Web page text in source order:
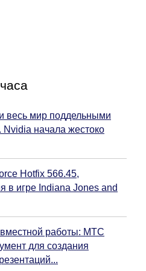
весь мир поддельными
Nvidia начала жестоко
Hotfix 566.45,
в игре Indiana Jones and
работы: МТС
для создания